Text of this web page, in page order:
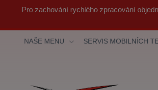
Pro zachování rychlého zpracování
NAŠE MENU SERVIS MOBILNÍCH